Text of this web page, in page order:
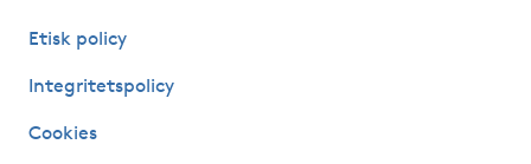
Laserbehandling
Etisk policy
Integritetspolicy
Cookies